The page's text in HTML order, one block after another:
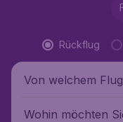
Rückflug
Von welchem
Wohin möchten